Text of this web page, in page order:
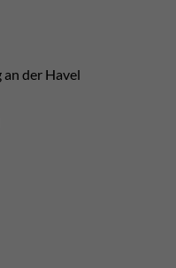
der Havel